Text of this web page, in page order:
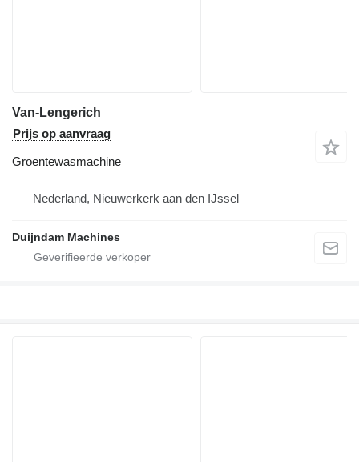
Van-Lengerich
Prijs op aanvraag
Groentewasmachine
Nederland, Nieuwerkerk aan den IJssel
Duijndam Machines